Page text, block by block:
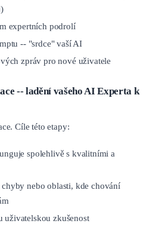
)
expertních podrolí
-- "srdce" vaší AI
zpráv pro nové uživatele
-- ladění vašeho AI Experta k
Cíle této etapy:
spolehlivě s kvalitními a
nebo oblasti, kde chování
uživatelskou zkušenost